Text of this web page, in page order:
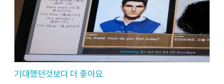
기대했던것보다 더 좋아요